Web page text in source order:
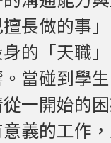
長做的事
的「天職
當碰到學
一開始的
義的工作